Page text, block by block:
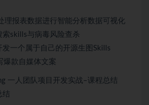
理报表数据进行智能分析数据可视化
skills与病毒风险查杀
一个属于自己的开源生图Skills
爆款自媒体文案
一人团队项目开发实战–课程总结
结